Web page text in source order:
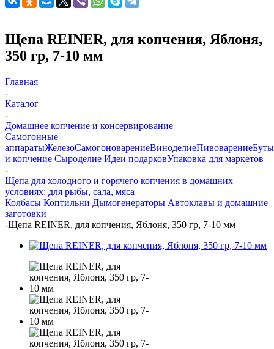
Щепа REINER, для копчения, Яблоня,
350 гр, 7-10 мм
Главная
-
Каталог
-
Домашнее копчение и консервирование
Самогонные
аппаратыЖелезоСамогоноварениеВиноделиеПивоварение
и копчение Сыроделие Идеи подарковУпаковка для маркетов
-
Щепа для холодного и горячего копчения в домашних
условиях: для рыбы, сала, мяса
Колбасы Коптильни Дымогенераторы Автоклавы и домашние
заготовки
-Щепа REINER, для копчения, Яблоня, 350 гр, 7-10 мм